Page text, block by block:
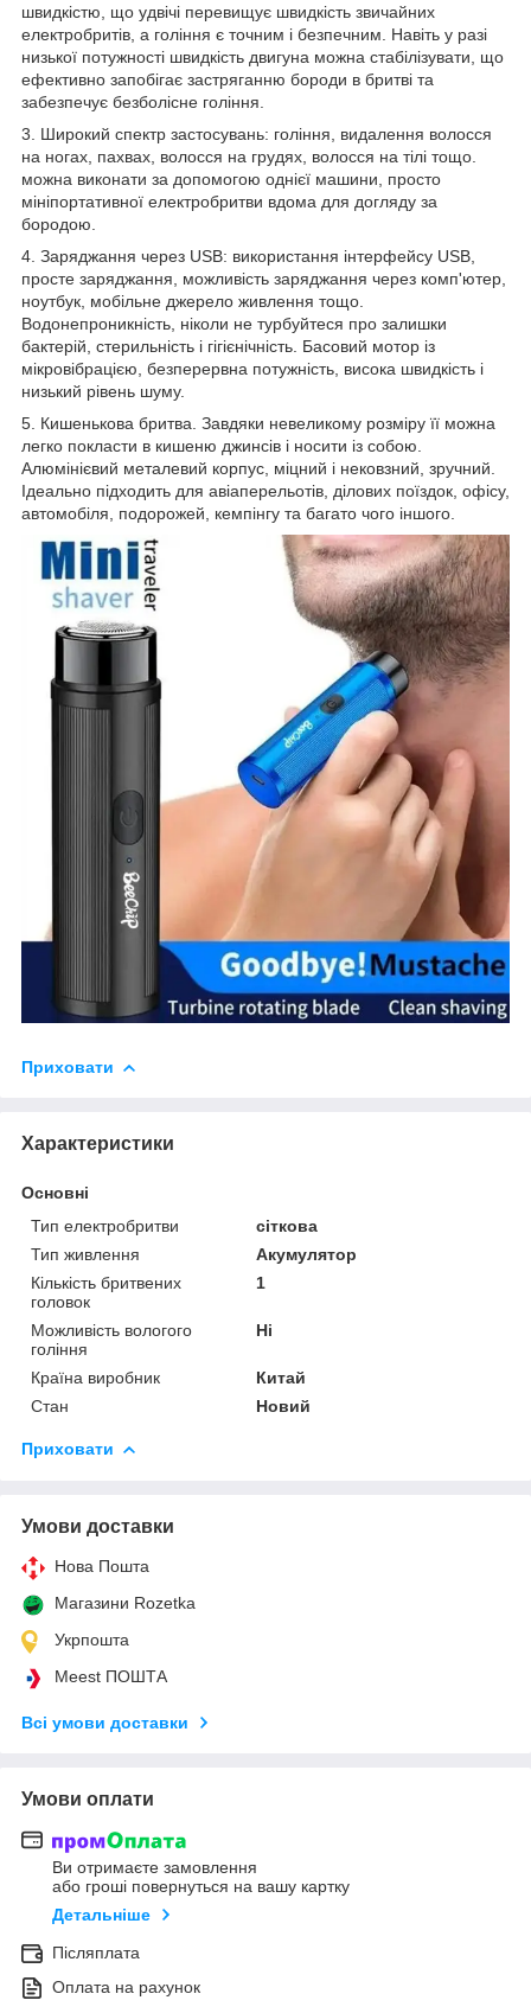
швидкістю, що удвічі перевищує швидкість звичайних
електробритів, а гоління є точним і безпечним. Навіть у разі
низької потужності швидкість двигуна можна стабілізувати, що
ефективно запобігає застряганню бороди в бритві та
забезпечує безболісне гоління.
3. Широкий спектр застосувань: гоління, видалення волосся
на ногах, пахвах, волосся на грудях, волосся на тілі тощо.
можна виконати за допомогою однієї машини, просто
мініпортативної електробритви вдома для догляду за
бородою.
4. Заряджання через USB: використання інтерфейсу USB,
просте заряджання, можливість заряджання через комп'ютер,
ноутбук, мобільне джерело живлення тощо.
Водонепроникність, ніколи не турбуйтеся про залишки
бактерій, стерильність і гігієнічність. Басовий мотор із
мікровібрацією, безперервна потужність, висока швидкість і
низький рівень шуму.
5. Кишенькова бритва. Завдяки невеликому розміру її можна
легко покласти в кишеню джинсів і носити із собою.
Алюмінієвий металевий корпус, міцний і нековзний, зручний.
Ідеально підходить для авіаперельотів, ділових поїздок, офісу,
автомобіля, подорожей, кемпінгу та багато чого іншого.
Приховати
Характеристики
Основні
Тип електробритви
сіткова
Тип живлення
Акумулятор
Кількість бритвених
головок
1
Можливість вологого
гоління
Ні
Країна виробник
Китай
Стан
Новий
Приховати
Умови доставки
Нова Пошта
Магазини Rozetka
Укрпошта
Meest ПОШТА
Всі умови доставки
Умови оплати
Ви отримаєте замовлення
або гроші повернуться на вашу картку
Детальніше
Післяплата
Оплата на рахунок